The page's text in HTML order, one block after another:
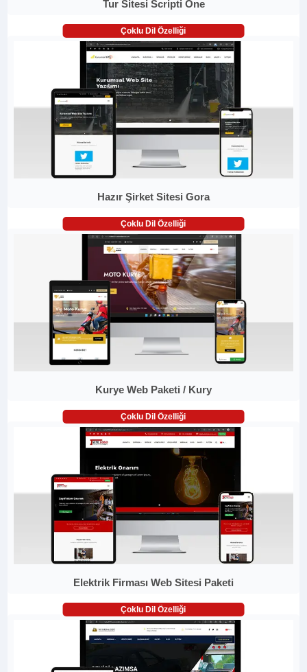
Tur Sitesi Scripti One
Çoklu Dil Özelliği
Hazır Şirket Sitesi Gora
Çoklu Dil Özelliği
Kurye Web Paketi / Kury
Çoklu Dil Özelliği
Elektrik Firması Web Sitesi Paketi
Çoklu Dil Özelliği